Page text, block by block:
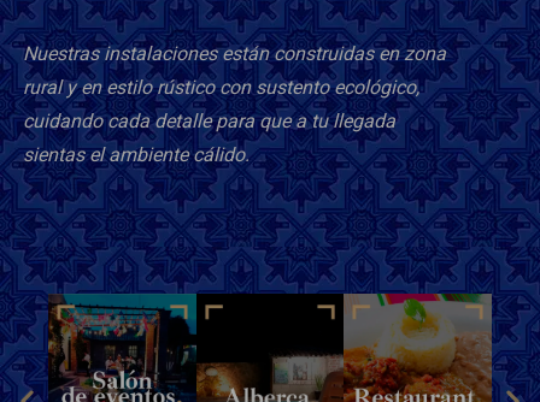
Nuestras instalaciones están construidas en zona
rural y en estilo rústico con sustento ecológico,
cuidando cada detalle para que a tu llegada
sientas el ambiente cálido.